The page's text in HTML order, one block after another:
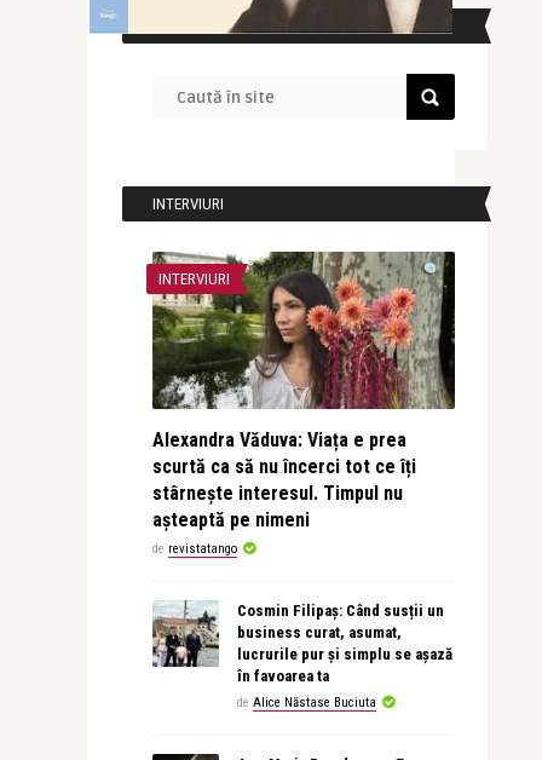
CAUTĂ ÎN SITE
INTERVIURI
INTERVIURI
Alexandra Văduva: Viața e prea
scurtă ca să nu încerci tot ce îți
stârnește interesul. Timpul nu
așteaptă pe nimeni
de revistatango
Cosmin Filipaș: Când susții un
business curat, asumat,
lucrurile pur și simplu se așază
în favoarea ta
de Alice Năstase Buciuta